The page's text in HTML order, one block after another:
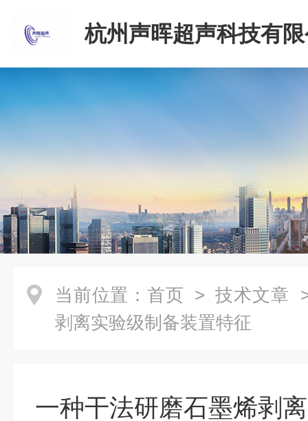
杭州声晖超声科技有
当前位置： 首页 > 技术文章
剥离实验级制备装置特征
一种干法研磨石墨烯剥